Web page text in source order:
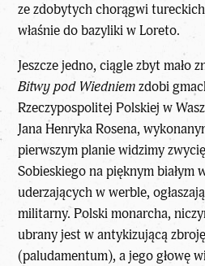
ze zdobytych chorągwi
właśnie do bazyliki w Loreto.
Jeszcze jedno, ciągle zbyt mało
Bitwy pod Wiedniemzdobi
Rzeczypospolitej Polskiej w
Jana Henryka Rosena,
pierwszym planie widzimy
Sobieskiego na pięknym białym
uderzających w werble,
militarny. Polski monarcha,
ubrany jest w antykizującą
(paludamentum), a jego głowę